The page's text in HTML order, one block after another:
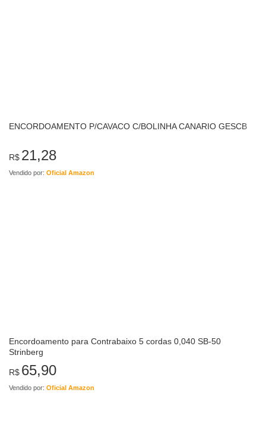
ENCORDOAMENTO P/CAVACO C/BOLINHA CANARIO GESCB
R$ 21,28
Vendido por: Oficial Amazon
Encordoamento para Contrabaixo 5 cordas 0,040 SB-50
Strinberg
R$ 65,90
Vendido por: Oficial Amazon